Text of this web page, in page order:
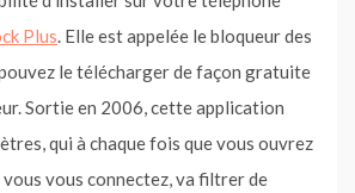
Plus . Elle est appelée le bloqueur des
le télécharger de façon gratuite
Sortie en 2006, cette application
qui à chaque fois que vous ouvrez
vous connectez, va filtrer de